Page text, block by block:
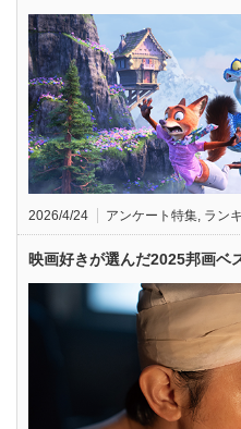
2026/4/24 アンケート特集, ラン
映画好きが選んだ2025邦画ベ